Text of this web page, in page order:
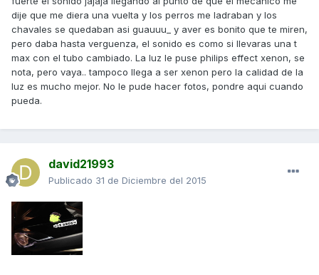
dije que me diera una vuelta y los perros me ladraban y los
chavales se quedaban asi guauuu_ y aver es bonito que te miren,
pero daba hasta verguenza, el sonido es como si llevaras una t
max con el tubo cambiado. La luz le puse philips effect xenon, se
nota, pero vaya.. tampoco llega a ser xenon pero la calidad de la
luz es mucho mejor. No le pude hacer fotos, pondre aqui cuando
pueda.
david21993
Publicado 31 de Diciembre del 2015